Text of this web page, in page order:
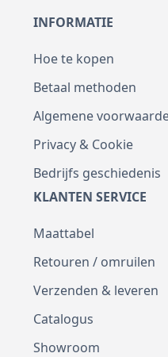
INFORMATIE
Hoe te kopen
Betaal methoden
Algemene
Privacy & Cookie
Bedrijfs geschiedenis
KLANTEN SERVICE
Maattabel
Retouren / omruilen
Verzenden & leveren
Catalogus
Showroom